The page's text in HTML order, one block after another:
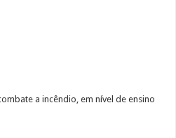
a incêndio, em nível de ensino